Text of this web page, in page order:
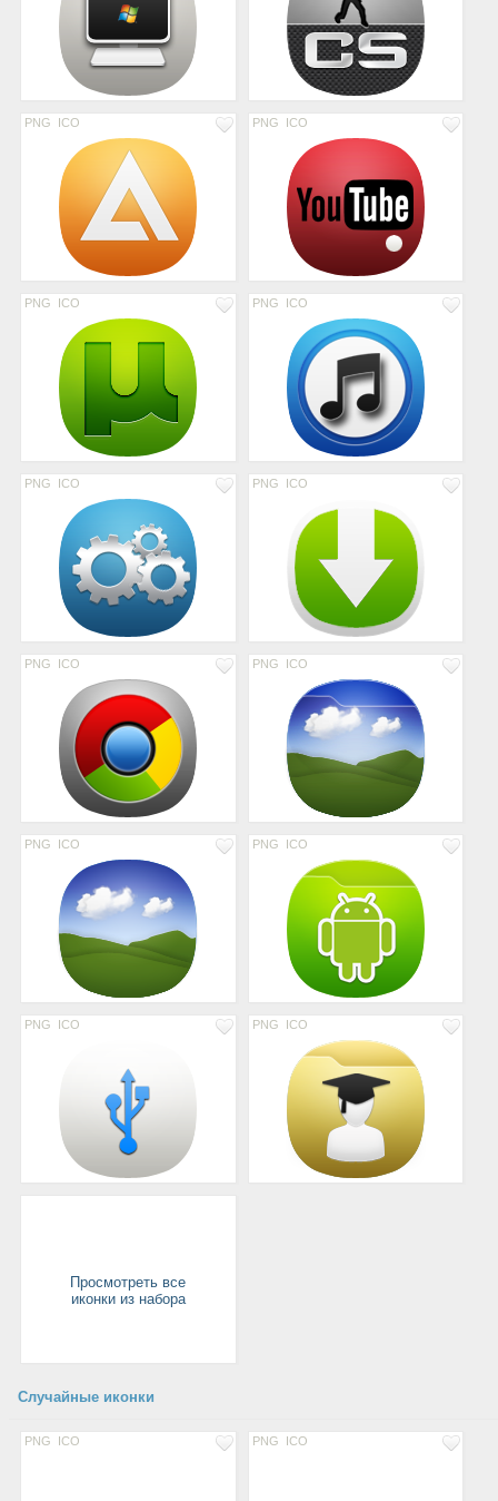
PNG ICO PNG ICO
PNG ICO PNG ICO
PNG ICO PNG ICO
PNG ICO PNG ICO
PNG ICO PNG ICO
PNG ICO PNG ICO
Просмотреть все
иконки из набора
Случайные иконки
PNG ICO PNG ICO